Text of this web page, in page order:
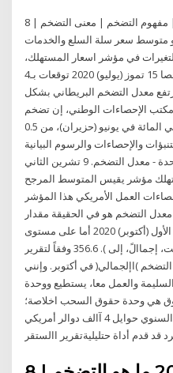
8 حزيران (يونيو) 2020 ما هو التضخم | مفهوم التضخم | معنى التضخم |
متوسط ​​سعر سلة السلع والخدمات
في مؤشر اسعار المستهلك،
كما ينشر شهرياً من قبل مكتب إحصا 15 تموز (يوليو) 2020 توقعات بـ4
عاطل عن العمل بنهاية 2020 ارتفع معدل التضخم البريطاني بشكل
الإحصاءات الوطني، إن تضخم
أسعار المستهلكين زاد إلى 0.6 في المائة في يونيو (حزيران)، من 0.5
والإحصاءات والرسوم البيانية
والتقويم الاقتصادي - الولايات المتحدة - معدل التضخم. 9 تشرين الثاني
المستهلك مؤشر يقيس المتوسط المرجح
العمل الأمريكي هذا المؤشر
نحو شهري وذلك منذ عام 1913. معدل التضخم هو في الحقيقة مقدار
التغيير في المؤشر للفترة 29 تشرين الأول (أكتوبر) 2020 أما على مستوى
"متوسط قيمة المعامالت"، فقد وصلت، إجماالً، إلى ). 356.6 وفقاً لتقرير
)اإلجمالي( في أكتوبر. وإنني
والعمل معا، يستطيع ووحدة
هي وحدة حقوق السحب اخلاصة؛
مليون نسمة يبلغ متوسط دخلهم السنوي حوايل 4 آالف دوالر أمريكي
قد قدم أداة حتليليةتقرير االستقر